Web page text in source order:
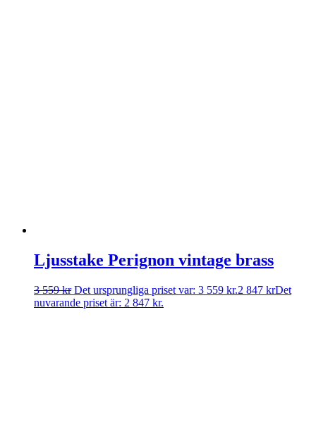
Ljusstake Perignon vintage brass
3 559kr Det ursprungliga priset var: 3 559 kr.2 847 krDet
nuvarande priset är: 2 847 kr.